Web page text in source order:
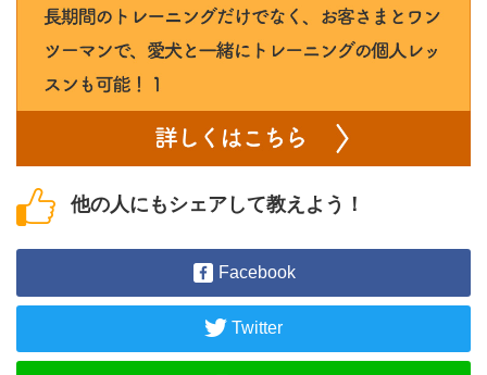
他の人にもシェアして教えよう！
Facebook
Twitter